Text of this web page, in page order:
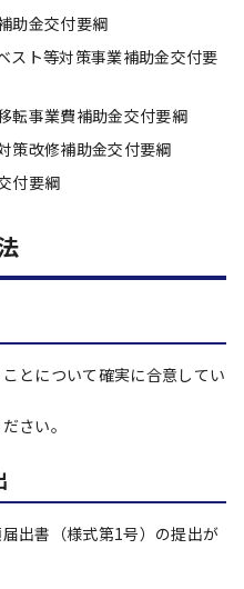
助金交付要綱
スト等対策事業補助金交付要
転事業費補助金交付要綱
策改修補助金交付要綱
付要綱
とについて確実に合意してい
さい。
出書（様式第1号）の提出が